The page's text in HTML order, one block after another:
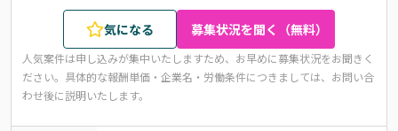
気になる 募集状況を聞く（無料）
人気案件は申し込みが集中いたしますため、お早めに募集状況をお聞きく
ださい。 具体的な報酬単価・企業名・労働条件につきましては、お問い合
わせ後に説明いたします。